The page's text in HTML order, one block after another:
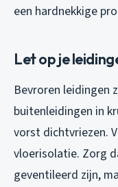
een hardnekkige
Let op je
Bevroren leidingen
buitenleidingen in
vorst dichtvriezen.
vloerisolatie. Zorg
geventileerd zijn,